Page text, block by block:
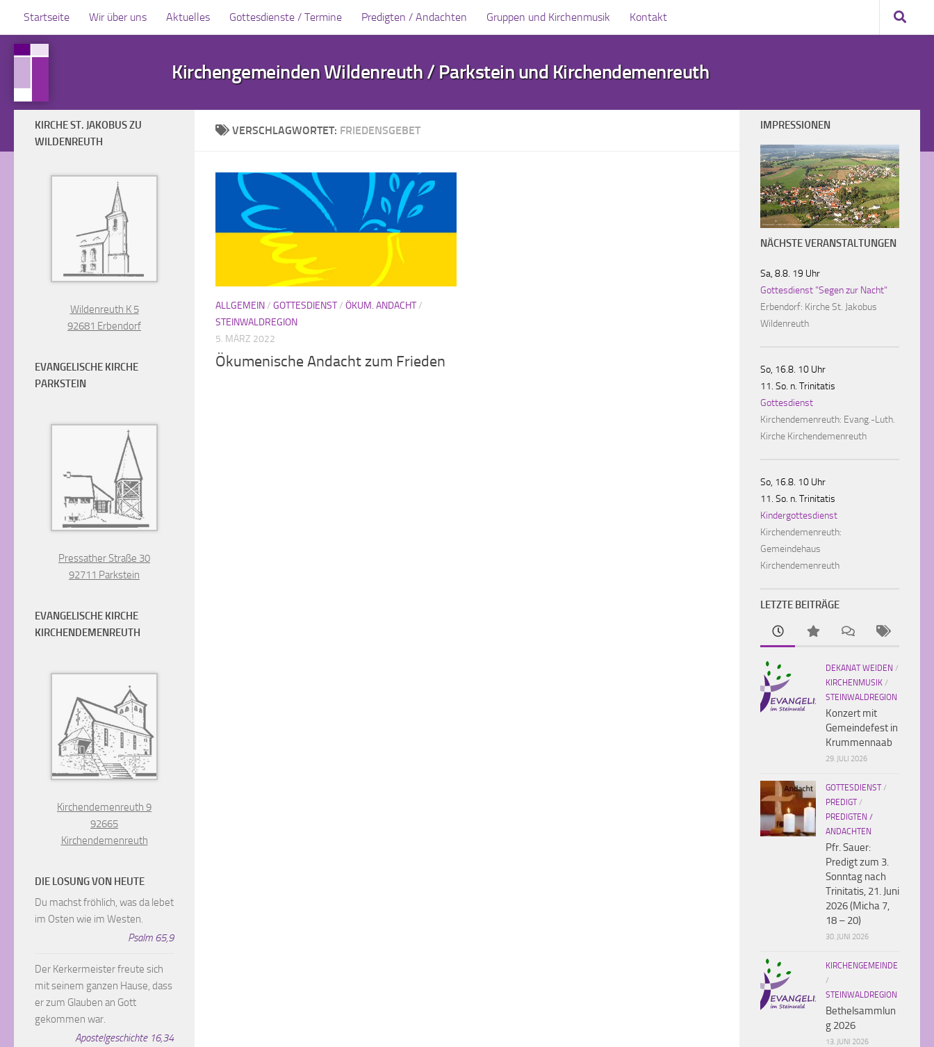
Zum Inhalt springen
Startseite Wir über uns Aktuelles Gottesdienste / Termine Predigten / Andachten Gruppen und Kirchenmusik Kontakt
Kirchengemeinden Wildenreuth / Parkstein und Kirchendemenreuth
VERSCHLAGWORTET: FRIEDENSGEBET
ALLGEMEIN/ GOTTESDIENST/ ÖKUM. ANDACHT/
STEINWALDREGION
5. MÄRZ 2022
Ökumenische Andacht zum Frieden
KIRCHE ST. JAKOBUS ZU
WILDENREUTH
Wildenreuth K 5
92681 Erbendorf
EVANGELISCHE KIRCHE
PARKSTEIN
Pressather Straße 30
92711 Parkstein
EVANGELISCHE KIRCHE
KIRCHENDEMENREUTH
Kirchendemenreuth 9
92665
Kirchendemenreuth
DIE LOSUNG VON HEUTE
Du machst fröhlich, was da lebet
im Osten wie im Westen.
Psalm 65,9
Der Kerkermeister freute sich
mit seinem ganzen Hause, dass
er zum Glauben an Gott
gekommen war.
Apostelgeschichte 16,34
IMPRESSIONEN
Wildenreuth - © Bild mit freundlicher Genehmigung von Herrn Laumer von der Homepage http://www.oberpfalz-luftbild.de
NÄCHSTE VERANSTALTUNGEN
Sa, 8.8. 19 Uhr
Gottesdienst "Segen zur Nacht"
Erbendorf: Kirche St. Jakobus
Wildenreuth
So, 16.8. 10 Uhr
11. So. n. Trinitatis
Gottesdienst
Kirchendemenreuth: Evang.-Luth.
Kirche Kirchendemenreuth
So, 16.8. 10 Uhr
11. So. n. Trinitatis
Kindergottesdienst
Kirchendemenreuth:
Gemeindehaus
Kirchendemenreuth
LETZTE BEITRÄGE
DEKANAT WEIDEN /
KIRCHENMUSIK /
STEINWALDREGION
Konzert mit
Gemeindefest in
Krummennaab
29. JULI 2026
GOTTESDIENST/
PREDIGT/
PREDIGTEN /
ANDACHTEN
Pfr. Sauer:
Predigt zum 3.
Sonntag nach
Trinitatis, 21. Juni
2026 (Micha 7,
18 – 20)
30. JUNI 2026
KIRCHENGEMEINDE
/
STEINWALDREGION
Bethelsammlun
g 2026
13. JUNI 2026